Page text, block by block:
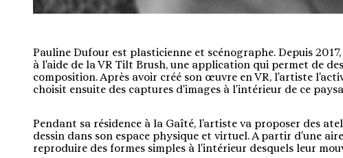
Pauline Dufour est plasticienne et scénographe. Depuis
à l'aide de la VR Tilt Brush, une application qui permet de
composition. Après avoir créé son œuvre en VR, l'artiste
choisit ensuite des captures d'images à l'intérieur de ce
Pendant sa résidence à la Gaîté, l'artiste va proposer des
dessin dans son espace physique et virtuel. A partir d'une
reproduire des formes simples à l'intérieur desquels leur